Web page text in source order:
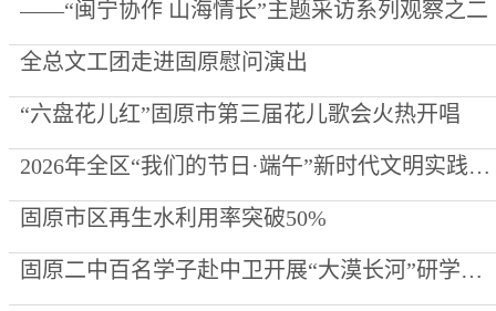
——“闽宁协作 山海情长”主题采访系列观察之二
全总文工团走进固原慰问演出
“六盘花儿红”固原市第三届花儿歌会火热开唱
2026年全区“我们的节日·端午”新时代文明实践集中示范活动在启幕
固原市区再生水利用率突破50%
固原二中百名学子赴中卫开展“大漠长河”研学实践